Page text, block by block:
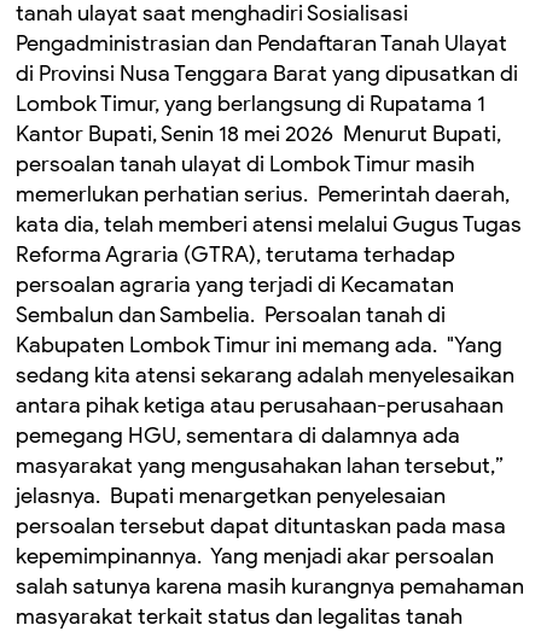
tanah ulayat saat menghadiri Sosialisasi
Pengadministrasian dan Pendaftaran Tanah Ulayat
di Provinsi Nusa Tenggara Barat yang dipusatkan di
Lombok Timur, yang berlangsung di Rupatama 1
Kantor Bupati, Senin 18 mei 2026 ‎ ‎Menurut Bupati,
persoalan tanah ulayat di Lombok Timur masih
memerlukan perhatian serius. ‎ Pemerintah daerah,
kata dia, telah memberi atensi melalui Gugus Tugas
Reforma Agraria (GTRA), terutama terhadap
persoalan agraria yang terjadi di Kecamatan
Sembalun dan Sambelia. ‎ ‎Persoalan tanah di
Kabupaten Lombok Timur ini memang ada. ‎ ‎"Yang
sedang kita atensi sekarang adalah menyelesaikan
antara pihak ketiga atau perusahaan-perusahaan
pemegang HGU, sementara di dalamnya ada
masyarakat yang mengusahakan lahan tersebut,”
jelasnya. ‎ ‎Bupati menargetkan penyelesaian
persoalan tersebut dapat dituntaskan pada masa
kepemimpinannya. ‎ ‎Yang menjadi akar persoalan
salah satunya karena masih kurangnya pemahaman
masyarakat terkait status dan legalitas tanah